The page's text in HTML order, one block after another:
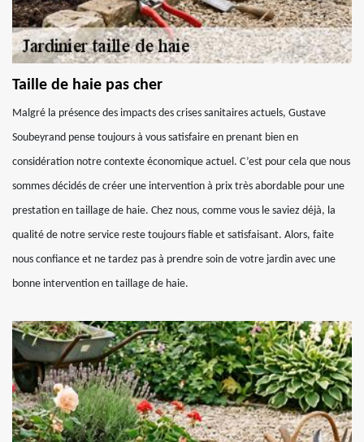
Taille de haie pas cher
Malgré la présence des impacts des crises sanitaires actuels, Gustave
Soubeyrand pense toujours à vous satisfaire en prenant bien en
considération notre contexte économique actuel. C’est pour cela que nous
sommes décidés de créer une intervention à prix très abordable pour une
prestation en taillage de haie. Chez nous, comme vous le saviez déjà, la
qualité de notre service reste toujours fiable et satisfaisant. Alors, faite
nous confiance et ne tardez pas à prendre soin de votre jardin avec une
bonne intervention en taillage de haie.